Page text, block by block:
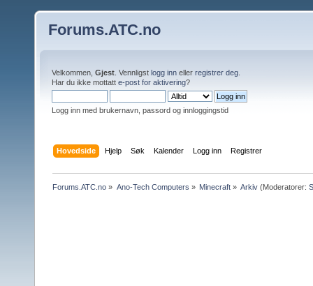
Forums.ATC.no
Velkommen, Gjest . Vennligst logg inn eller registrer deg
Har du ikke mottatt e-post for aktivering?
Logg inn med brukernavn, passord og innloggingstid
Hovedside Hjelp Søk Kalender Logg inn Registrer
Forums.ATC.no » Ano-Tech Computers » Minecraft» Arkiv (Moderatorer: